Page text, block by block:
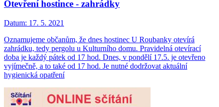
Otevření hostince - zahrádky
Datum: 17. 5. 2021
Oznamujeme občanům, že dnes hostinec U Roubanky otevírá
zahrádku, tedy pergolu u Kulturního domu. Pravidelná otevírací
doba je každý pátek od 17 hod. Dnes, v pondělí 17.5. je otevřeno
vyjímečně, a to také od 17 hod. Je nutné dodržovat aktuální
hygienická opatření